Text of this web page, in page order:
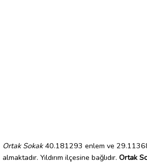
Ortak Sokak40.181293 enlem ve
almaktadır. Yıldırım ilçesine bağlıdır. Ortak